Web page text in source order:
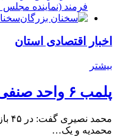
فرمند (نماينده مجلس
اخبار اقتصادی استان
بیشتر
پلمب ۶ واحد صنفی در شهرستان البرز
محمدیه و یک…